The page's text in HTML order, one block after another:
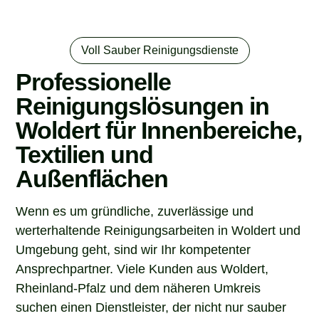
Voll Sauber Reinigungsdienste
Professionelle
Reinigungslösungen in
Woldert für Innenbereiche,
Textilien und
Außenflächen
Wenn es um gründliche, zuverlässige und
werterhaltende Reinigungsarbeiten in Woldert und
Umgebung geht, sind wir Ihr kompetenter
Ansprechpartner. Viele Kunden aus Woldert,
Rheinland-Pfalz und dem näheren Umkreis
suchen einen Dienstleister, der nicht nur sauber